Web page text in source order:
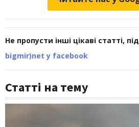
Не пропусти інші цікаві статті,
bigmir)net у facebook
Статті на тему